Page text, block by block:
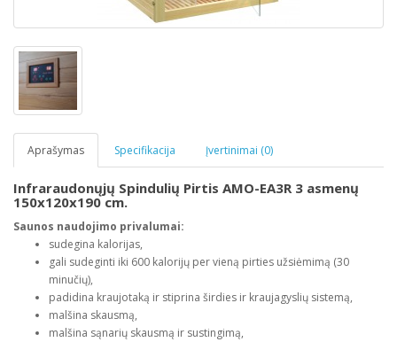
Aprašymas Specifikacija Įvertinimai (0)
Infraraudonųjų Spindulių Pirtis AMO-EA3R 3 asmenų
150x120x190 cm.
Saunos naudojimo privalumai:
sudegina kalorijas,
gali sudeginti iki 600 kalorijų per vieną pirties užsiėmimą (30
minučių),
padidina kraujotaką ir stiprina širdies ir kraujagyslių sistemą,
malšina skausmą,
malšina sąnarių skausmą ir sustingimą,